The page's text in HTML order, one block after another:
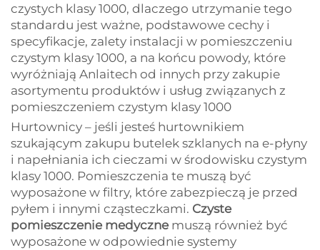
czystych klasy 1000, dlaczego utrzymanie tego
standardu jest ważne, podstawowe cechy i
specyfikacje, zalety instalacji w pomieszczeniu
czystym klasy 1000, a na końcu powody, które
wyróżniają Anlaitech od innych przy zakupie
asortymentu produktów i usług związanych z
pomieszczeniem czystym klasy 1000
Hurtownicy – jeśli jesteś hurtownikiem
szukającym zakupu butelek szklanych na e-płyny
i napełniania ich cieczami w środowisku czystym
klasy 1000. Pomieszczenia te muszą być
wyposażone w filtry, które zabezpieczą je przed
pyłem i innymi cząsteczkami. Czyste
pomieszczenie medyczne muszą również być
wyposażone w odpowiednie systemy